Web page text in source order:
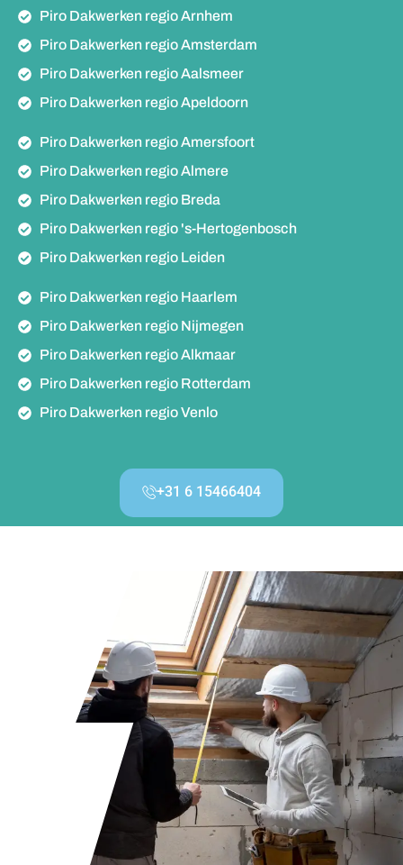
Piro Dakwerken regio Arnhem
Piro Dakwerken regio Amsterdam
Piro Dakwerken regio Aalsmeer
Piro Dakwerken regio Apeldoorn
Piro Dakwerken regio Amersfoort
Piro Dakwerken regio Almere
Piro Dakwerken regio Breda
Piro Dakwerken regio 's-Hertogenbosch
Piro Dakwerken regio Leiden
Piro Dakwerken regio Haarlem
Piro Dakwerken regio Nijmegen
Piro Dakwerken regio Alkmaar
Piro Dakwerken regio Rotterdam
Piro Dakwerken regio Venlo
+31 6 15466404